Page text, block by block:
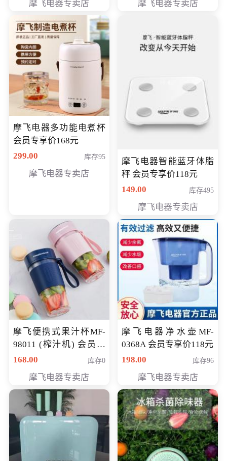
摩飞电器专卖店 摩飞电器专卖店
摩飞电器多功能电煮杯
会员专享价168元
299.00
库存95
摩飞电器专卖店
摩飞电器智能蓝牙体脂
秤 会员专享价118元
149.00
库存495
摩飞电器专卖店
摩飞便携式果汁杯MF-
98011 (榨汁机) 会员专
享价138元
168.00 库存0
摩飞电器专卖店
摩飞电器净水壶MF-
0368A 会员专享价118元
198.00
库存96
摩飞电器专卖店